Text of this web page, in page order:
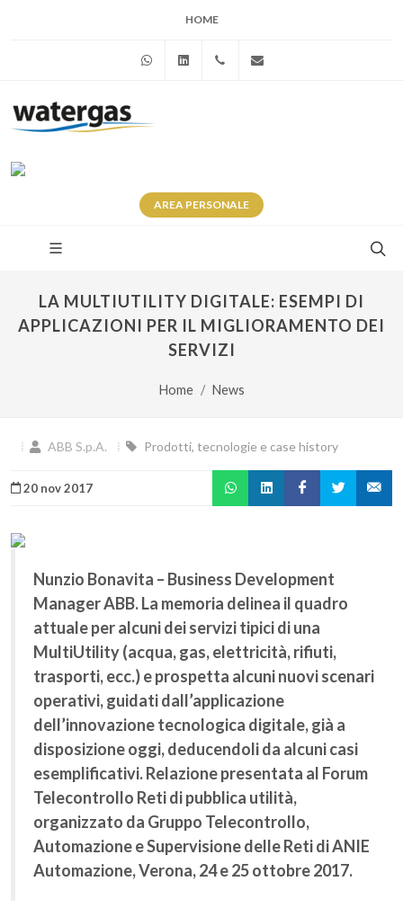
HOME
WhatsAppLinkedin+39 345 281 0246
AREA PERSONALE
LA MULTIUTILITY DIGITALE: ESEMPI DI
APPLICAZIONI PER IL MIGLIORAMENTO DEI
SERVIZI
Home News
ABB S.p.A. Prodotti, tecnologie e case history
20 nov 2017
Nunzio Bonavita – Business Development
Manager ABB. La memoria delinea il quadro
attuale per alcuni dei servizi tipici di una
MultiUtility (acqua, gas, elettricità, rifiuti,
trasporti, ecc.) e prospetta alcuni nuovi scenari
operativi, guidati dall’applicazione
dell’innovazione tecnologica digitale, già a
disposizione oggi, deducendoli da alcuni casi
esemplificativi. Relazione presentata al Forum
Telecontrollo Reti di pubblica utilità,
organizzato da Gruppo Telecontrollo,
Automazione e Supervisione delle Reti di ANIE
Automazione, Verona, 24 e 25 ottobre 2017.